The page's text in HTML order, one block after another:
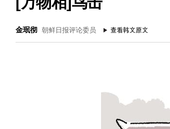
金珉彻 朝鲜日报评论委员